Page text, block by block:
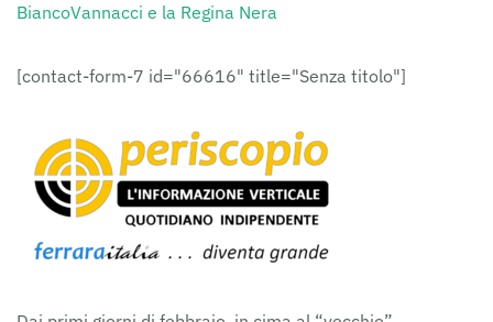
BiancoVannacci e la Regina Nera
[contact-form-7 id="66616" title="Senza titolo"]